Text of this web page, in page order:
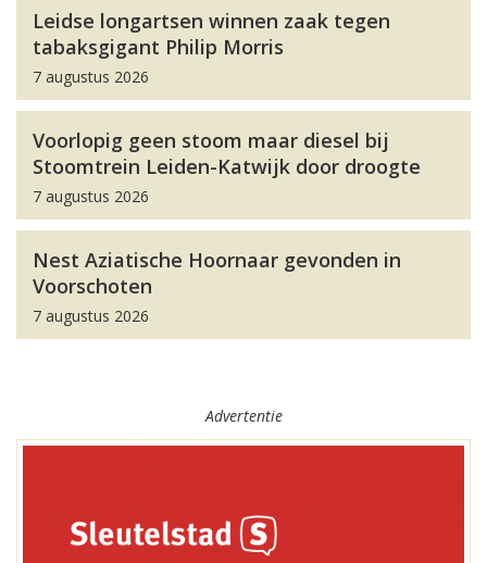
Leidse longartsen winnen zaak tegen
tabaksgigant Philip Morris
7 augustus 2026
Voorlopig geen stoom maar diesel bij
Stoomtrein Leiden-Katwijk door droogte
7 augustus 2026
Nest Aziatische Hoornaar gevonden in
Voorschoten
7 augustus 2026
Advertentie